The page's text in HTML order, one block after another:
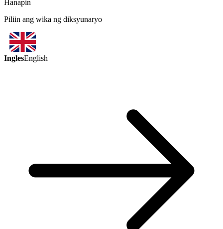
Hanapin
Piliin ang wika ng diksyunaryo
InglesEnglish